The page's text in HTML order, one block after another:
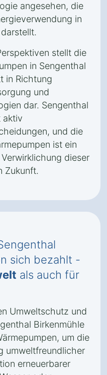
angesehen, die
in
stellt die
in Sengenthal
in Richtung
und
dar. Sengenthal
aktiv
und die
ist ein
dieser
Zukunft.
sich bezahlt -
als auch für
Umweltschutz und
Birkenmühle
um die
umweltfreundlicher
erneuerbarer